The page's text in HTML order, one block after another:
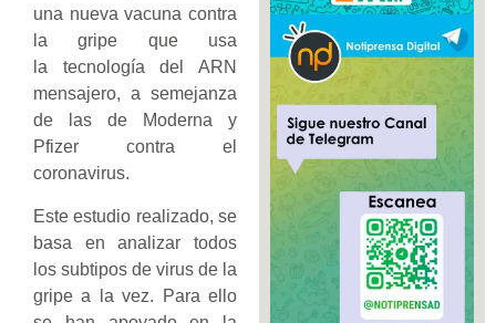
una nueva vacuna contra
la gripe que usa
la tecnología del ARN
mensajero, a semejanza
de las de Moderna y
Pfizer contra el
coronavirus.
Este estudio realizado, se
basa en analizar todos
los subtipos de virus de la
gripe a la vez. Para ello